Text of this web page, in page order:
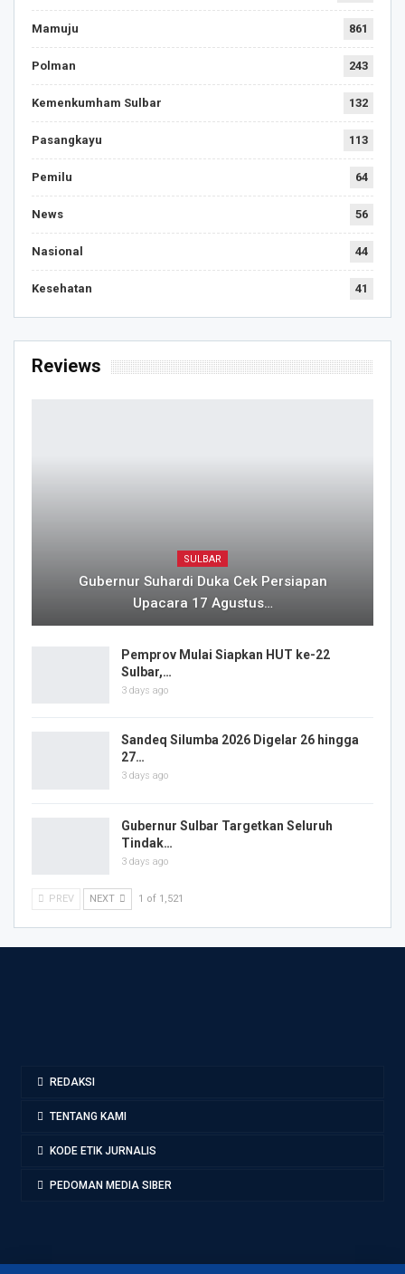
Mamuju 861
Polman 243
Kemenkumham Sulbar 132
Pasangkayu 113
Pemilu 64
News 56
Nasional 44
Kesehatan 41
Reviews
SULBAR
Gubernur Suhardi Duka Cek Persiapan
Upacara 17 Agustus…
Pemprov Mulai Siapkan HUT ke-22
Sulbar,…
3 days ago
Sandeq Silumba 2026 Digelar 26 hingga
27…
3 days ago
Gubernur Sulbar Targetkan Seluruh
Tindak…
3 days ago
PREV NEXT 1 of 1,521
REDAKSI
TENTANG KAMI
KODE ETIK JURNALIS
PEDOMAN MEDIA SIBER